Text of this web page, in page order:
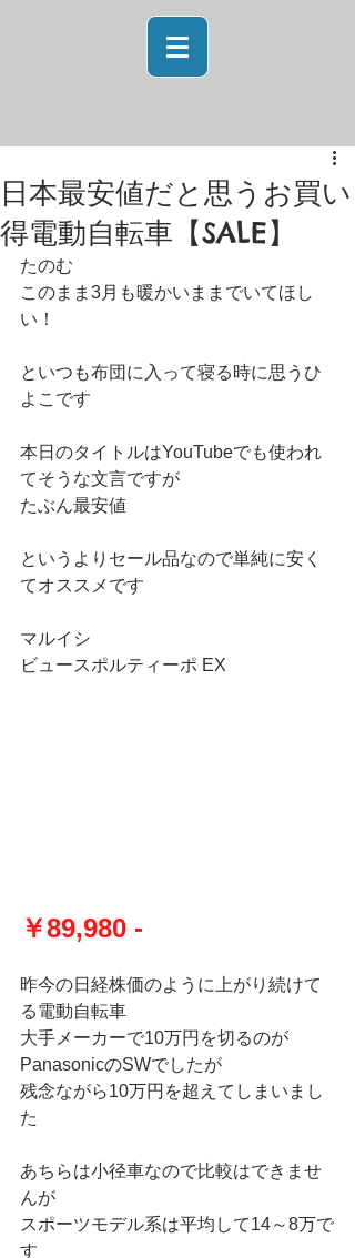
日本最安値だと思うお買い
得電動自転車【SALE】
たのむ
このまま3月も暖かいままでいてほし
い！
といつも布団に入って寝る時に思うひ
よこです
本日のタイトルはYouTubeでも使われ
てそうな文言ですが
たぶん最安値
というよりセール品なので単純に安く
てオススメです
マルイシ
ビュースポルティーポ EX
￥89,980 -
昨今の日経株価のように上がり続けて
る電動自転車
大手メーカーで10万円を切るのが
PanasonicのSWでしたが
残念ながら10万円を超えてしまいまし
た
あちらは小径車なので比較はできませ
んが
スポーツモデル系は平均して14～8万で
す